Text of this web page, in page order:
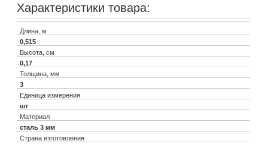
Характеристики товара:
Длина, м
0,515
Высота, см
0,17
Толщина, мм
3
Единица измерения
шт
Материал
сталь 3 мм
Страна изготовления